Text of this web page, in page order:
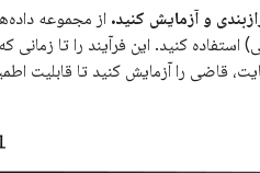
و آزمایش کنید. از مجموعه
استفاده کنید. این فرآیند را تا زمانی
قاضی را آزمایش کنید تا قابلیت